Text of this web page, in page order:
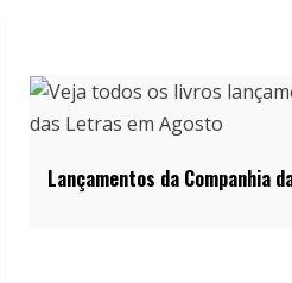
Lançamentos da Companhia